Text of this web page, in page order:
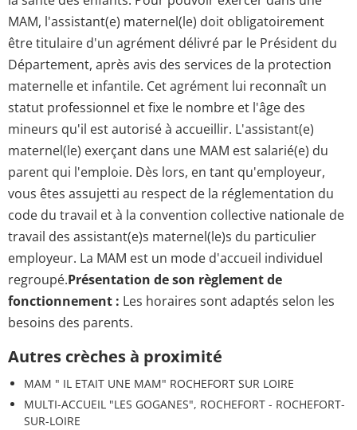
MAM, l'assistant(e) maternel(le) doit obligatoirement
être titulaire d'un agrément délivré par le Président du
Département, après avis des services de la protection
maternelle et infantile. Cet agrément lui reconnaît un
statut professionnel et fixe le nombre et l'âge des
mineurs qu'il est autorisé à accueillir. L'assistant(e)
maternel(le) exerçant dans une MAM est salarié(e) du
parent qui l'emploie. Dès lors, en tant qu'employeur,
vous êtes assujetti au respect de la réglementation du
code du travail et à la convention collective nationale de
travail des assistant(e)s maternel(le)s du particulier
employeur. La MAM est un mode d'accueil individuel
regroupé.Présentation de son règlement de
fonctionnement : Les horaires sont adaptés selon les
besoins des parents.
Autres crèches à proximité
MAM " IL ETAIT UNE MAM" ROCHEFORT SUR LOIRE
MULTI-ACCUEIL "LES GOGANES", ROCHEFORT - ROCHEFORT-
SUR-LOIRE